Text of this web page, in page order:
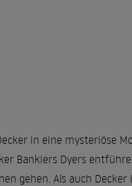
in eine mysteriöse
Bankiers Dyers
gehen. Als auch Decker